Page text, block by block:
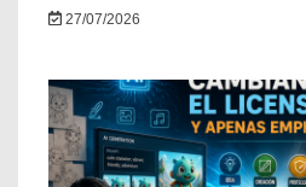
27/07/2026